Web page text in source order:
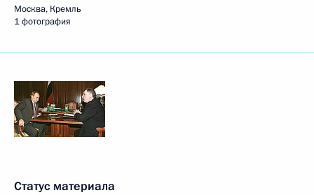
Москва, Кремль
1 фотография
Статус материала